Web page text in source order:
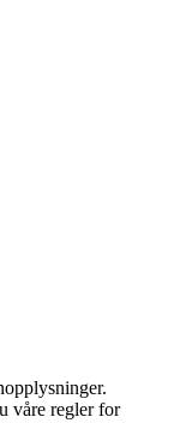
våre regler for